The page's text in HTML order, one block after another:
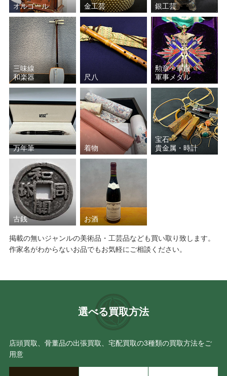
オルゴール 金工芸 銀工芸
三味線
和楽器
尺八
勲章・軍服
軍事メダル
万年筆 着物
宝石
貴金属・時計
古銭 お酒
掲載の無いジャンルの美術品・工芸品なども買い取り致します。
作家名がわからないお品でもお気軽にご相談ください。
選べる買取方法
店頭買取、骨董品の出張買取、宅配買取の3種類の買取方法をご
用意